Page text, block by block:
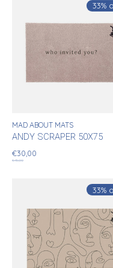
33%
MAD ABOUT MATS
ANDY SCRAPER 50X75
€30,00
€45,00
33%